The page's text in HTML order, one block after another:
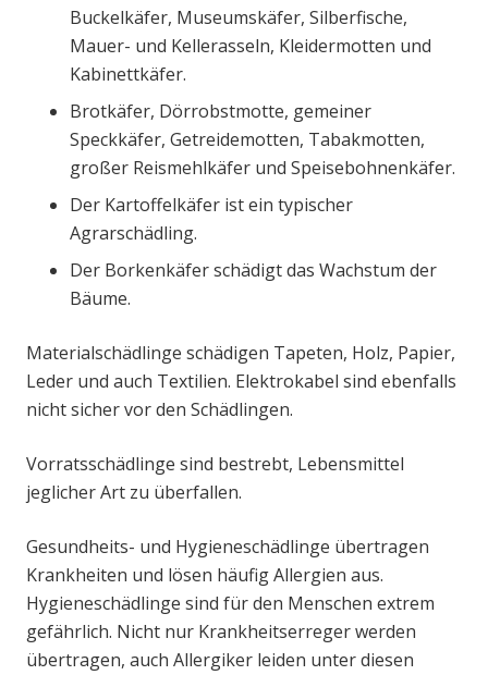
Buckelkäfer, Museumskäfer, Silberfische,
Mauer- und Kellerasseln, Kleidermotten und
Kabinettkäfer.
Brotkäfer, Dörrobstmotte, gemeiner
Speckkäfer, Getreidemotten, Tabakmotten,
großer Reismehlkäfer und Speisebohnenkäfer.
Der Kartoffelkäfer ist ein typischer
Agrarschädling.
Der Borkenkäfer schädigt das Wachstum der
Bäume.
Materialschädlinge schädigen Tapeten, Holz, Papier,
Leder und auch Textilien. Elektrokabel sind ebenfalls
nicht sicher vor den Schädlingen.
Vorratsschädlinge sind bestrebt, Lebensmittel
jeglicher Art zu überfallen.
Gesundheits- und Hygieneschädlinge übertragen
Krankheiten und lösen häufig Allergien aus.
Hygieneschädlinge sind für den Menschen extrem
gefährlich. Nicht nur Krankheitserreger werden
übertragen, auch Allergiker leiden unter diesen